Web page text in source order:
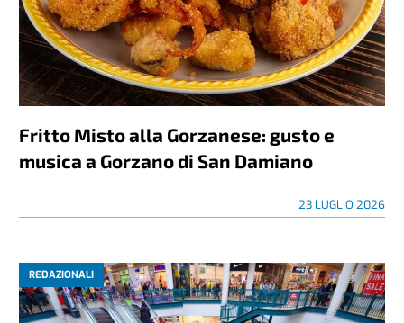
Fritto Misto alla Gorzanese: gusto e
musica a Gorzano di San Damiano
23 LUGLIO 2026
REDAZIONALI